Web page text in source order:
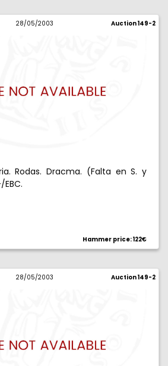
28/05/2003 Auction 149-2
Rodas. Dracma. (Falta en S. y
EBC.
Hammer price: 122€
28/05/2003 Auction 149-2